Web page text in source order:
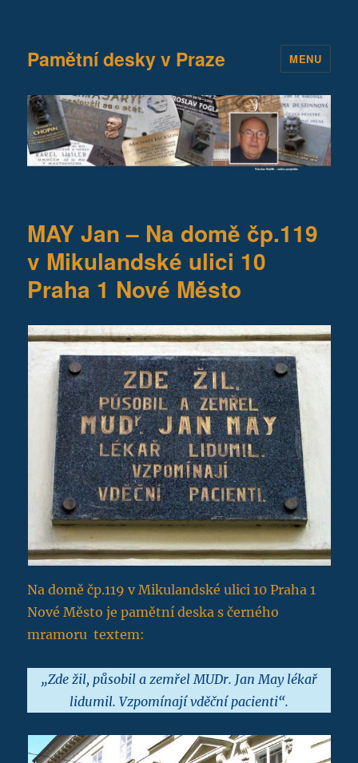
Pamětní desky v Praze MENU
MAY Jan – Na domě čp.119
v Mikulandské ulici 10
Praha 1 Nové Město
Na domě čp.119 v Mikulandské ulici 10 Praha 1
Nové Město je pamětní deska s černého
mramoru textem:
„Zde žil, působil a zemřel MUDr. Jan May lékař
lidumil. Vzpomínají vděční pacienti“.